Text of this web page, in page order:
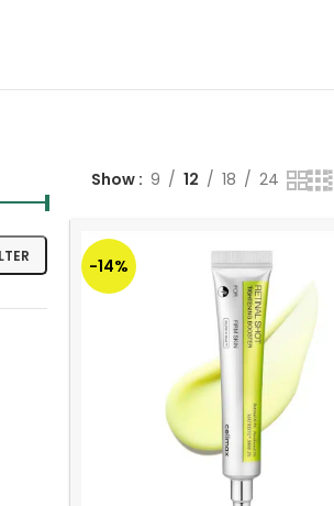
Show 9 12 18 24
-14%